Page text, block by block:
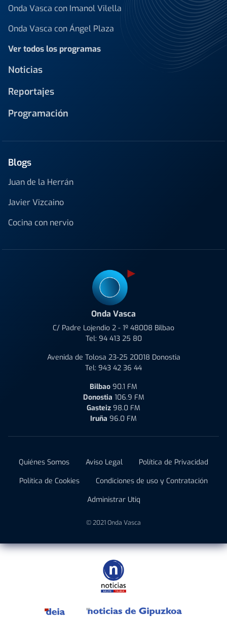
Onda Vasca con Imanol Vilella
Onda Vasca con Ángel Plaza
Ver todos los programas
Noticias
Reportajes
Programación
Blogs
Juan de la Herrán
Javier Vizcaino
Cocina con nervio
Onda Vasca
C/ Padre Lojendio 2 - 1º 48008 Bilbao
Tel: 94 413 25 80
Avenida de Tolosa 23-25 20018 Donostia
Tel: 943 42 36 44
Bilbao 90.1 FM
Donostia 106.9 FM
Gasteiz 98.0 FM
Iruña 96.0 FM
Quiénes Somos Aviso Legal
Política de Privacidad
Política de Cookies
Condiciones de uso y Contratación
Administrar Utiq
© 2021 Onda Vasca